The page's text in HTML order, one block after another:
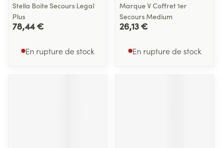
Stella Boite Secours Legal
Plus
78,44 €
En rupture de stock
Marque V Coffret 1er
Secours Medium
26,13 €
En rupture de stock